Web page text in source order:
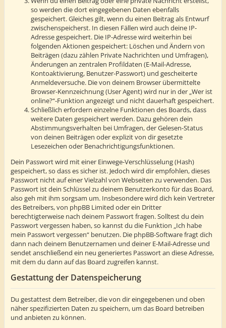
so werden die dort eingegebenen Daten ebenfalls
gespeichert. Gleiches gilt, wenn du einen Beitrag als Entwurf
zwischenspeicherst. In diesen Fällen wird auch deine IP-
Adresse gespeichert. Die IP-Adresse wird weiterhin bei
folgenden Aktionen gespeichert: Löschen und Ändern von
Beiträgen (dazu zählen Private Nachrichten und Umfragen),
Änderungen an zentralen Profildaten (E-Mail-Adresse,
Kontoaktivierung, Benutzer-Passwort) und gescheiterte
Anmeldeversuche. Die von deinem Browser übermittelte
Browser-Kennzeichnung (User Agent) wird nur in der „Wer ist
online?“-Funktion angezeigt und nicht dauerhaft gespeichert.
Schließlich erfordern einzelne Funktionen des Boards, dass
weitere Daten gespeichert werden. Dazu gehören dein
Abstimmungsverhalten bei Umfragen, der Gelesen-Status
von deinen Beiträgen oder explizit von dir gesetzte
Lesezeichen oder Benachrichtigungsfunktionen.
Dein Passwort wird mit einer Einwege-Verschlüsselung (Hash)
gespeichert, so dass es sicher ist. Jedoch wird dir empfohlen, dieses
Passwort nicht auf einer Vielzahl von Webseiten zu verwenden. Das
Passwort ist dein Schlüssel zu deinem Benutzerkonto für das Board,
also geh mit ihm sorgsam um. Insbesondere wird dich kein Vertreter
des Betreibers, von phpBB Limited oder ein Dritter
berechtigterweise nach deinem Passwort fragen. Solltest du dein
Passwort vergessen haben, so kannst du die Funktion „Ich habe
mein Passwort vergessen“ benutzen. Die phpBB-Software fragt dich
dann nach deinem Benutzernamen und deiner E-Mail-Adresse und
sendet anschließend ein neu generiertes Passwort an diese Adresse,
mit dem du dann auf das Board zugreifen kannst.
Gestattung der Datenspeicherung
Du gestattest dem Betreiber, die von dir eingegebenen und oben
näher spezifizierten Daten zu speichern, um das Board betreiben
und anbieten zu können.